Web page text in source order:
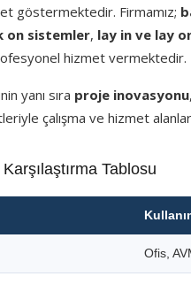
göstermektedir. Firmamız;
on sistemler, lay in ve lay
hizmet vermektedir.
yanı sıra proje inovasyonu,
çalışma ve hizmet
Tablosu
Ofis,